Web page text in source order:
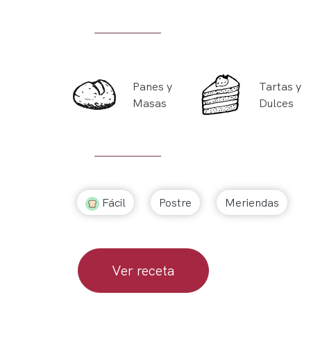
Panes y
Masas
Tartas y
Dulces
Fácil Postre Meriendas
Ver receta